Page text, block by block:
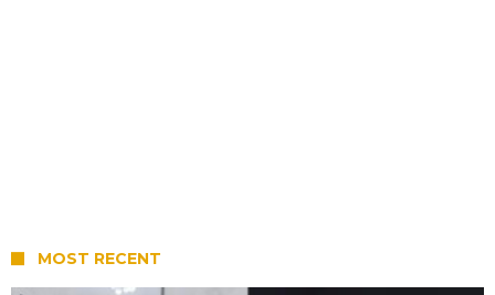
MOST RECENT